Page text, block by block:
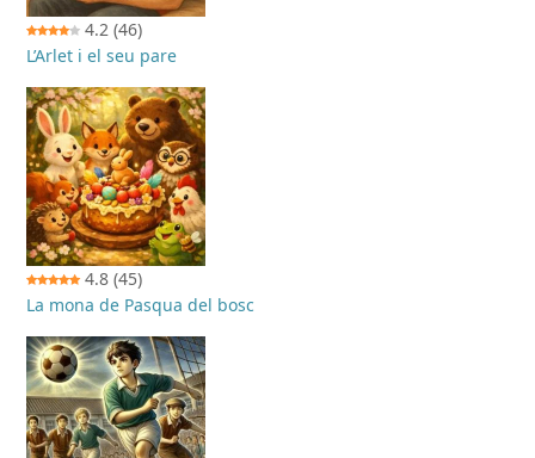
4.2 (46)
L’Arlet i el seu pare
4.8 (45)
La mona de Pasqua del bosc